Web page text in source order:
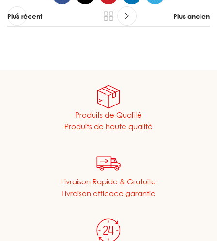
Plus récent Plus ancien
Produits de Qualité
Produits de haute qualité
Livraison Rapide & Gratuite
Livraison efficace garantie